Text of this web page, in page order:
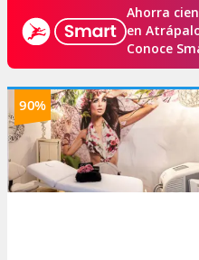
Ahorra
en
Conoce
90%